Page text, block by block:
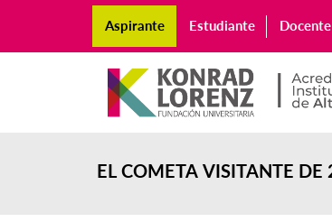
Aspirante Estudiante Docente
EL COMETA VISITANTE